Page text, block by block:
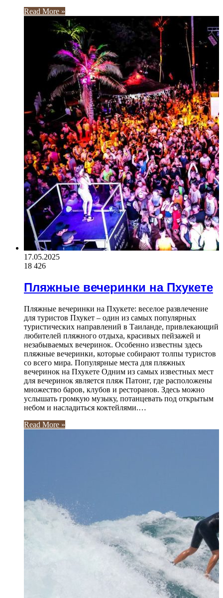
Read More »
17.05.2025
18 426
Пляжные вечеринки на Пхукете
Пляжные вечеринки на Пхукете: веселое развлечение
для туристов Пхукет – один из самых популярных
туристических направлений в Таиланде, привлекающий
любителей пляжного отдыха, красивых пейзажей и
незабываемых вечеринок. Особенно известны здесь
пляжные вечеринки, которые собирают толпы туристов
со всего мира. Популярные места для пляжных
вечеринок на Пхукете Одним из самых известных мест
для вечеринок является пляж Патонг, где расположены
множество баров, клубов и ресторанов. Здесь можно
услышать громкую музыку, потанцевать под открытым
небом и насладиться коктейлями.…
Read More »